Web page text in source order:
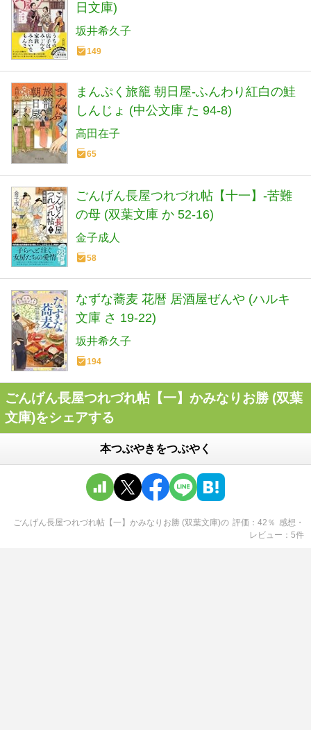
日文庫)
坂井希久子
149
まんぷく旅籠 朝日屋-ふんわり紅白の鮭
しんじょ (中公文庫 た 94-8)
高田在子
65
ごんげん長屋つれづれ帖【十一】-苦難
の母 (双葉文庫 か 52-16)
金子成人
58
なずな蕎麦 花暦 居酒屋ぜんや (ハルキ
文庫 さ 19-22)
坂井希久子
194
ごんげん長屋つれづれ帖【一】かみなりお勝 (双葉
文庫)をシェアする
本つぶやきをつぶやく
ごんげん長屋つれづれ帖【一】かみなりお勝 (双葉文庫)の 評価 42 ％ 感想・
レビュー
5件